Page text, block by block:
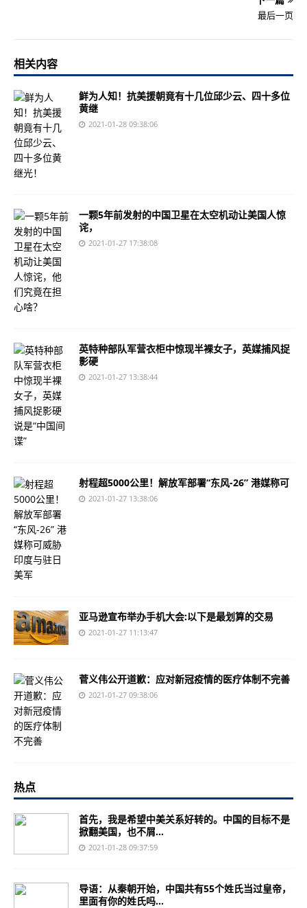
最后一页
相关内容
鲜为人知！抗美援朝竟有十几位邱少云、四十多位
黄继
2021-01-28 09:38:06
一颗5年前发射的中国卫星在太空机动让美国人惊
诧，
2021-01-27 17:38:08
英特种部队军营衣柜中惊现半裸女子，英媒捕风捉
影硬
2021-01-27 13:38:44
射程超5000公里！解放军部署“东风-26” 港媒称可
2021-01-27 13:38:06
亚马逊宣布举办手机大会:以下是最划算的交易
2021-01-27 11:13:47
菅义伟公开道歉：应对新冠疫情的医疗体制不完善
2021-01-27 09:38:06
热点
首先，我是希望中美关系好转的。中国的目标不是
掀翻美国，也不屑...
2021-01-28 09:37:59
导语：从秦朝开始，中国共有55个姓氏当过皇帝，
里面有你的姓氏吗...